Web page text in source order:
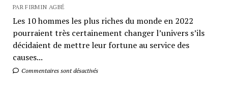
PAR FIRMIN AGBÉ
Les 10 hommes les plus riches du monde en 2022
pourraient très certainement changer l’univers s’ils
décidaient de mettre leur fortune au service des
causes...
Commentaires sont désactivés